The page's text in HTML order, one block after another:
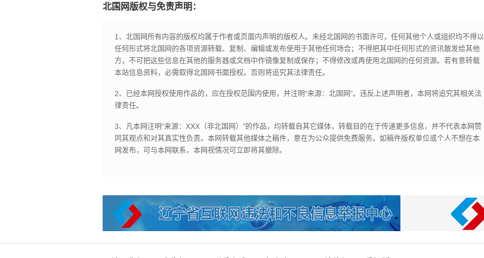
北国网版权与免责声明：
1、北国网所有内容的版权均属于作者或页面内声明的版权人。未经北国网的书面许可，任何其他个人或组织均不得以
任何形式将北国网的各项资源转载、复制、编辑或发布使用于其他任何场合；不得把其中任何形式的资讯散发给其他
方，不可把这些信息在其他的服务器或文档中作镜像复制或保存；不得修改或再使用北国网的任何资源。若有意转载
本站信息资料，必需取得北国网书面授权。否则将追究其法律责任。
2、已经本网授权使用作品的，应在授权范围内使用，并注明“来源：北国网”。违反上述声明者，本网将追究其相关法
律责任。
3、凡本网注明“来源：XXX（非北国网）”的作品，均转载自其它媒体，转载目的在于传递更多信息，并不代表本网赞
同其观点和对其真实性负责。本网转载其他媒体之稿件，意在为公众提供免费服务。如稿件版权单位或个人不想在本
网发布，可与本网联系，本网视情况可立即将其撤除。